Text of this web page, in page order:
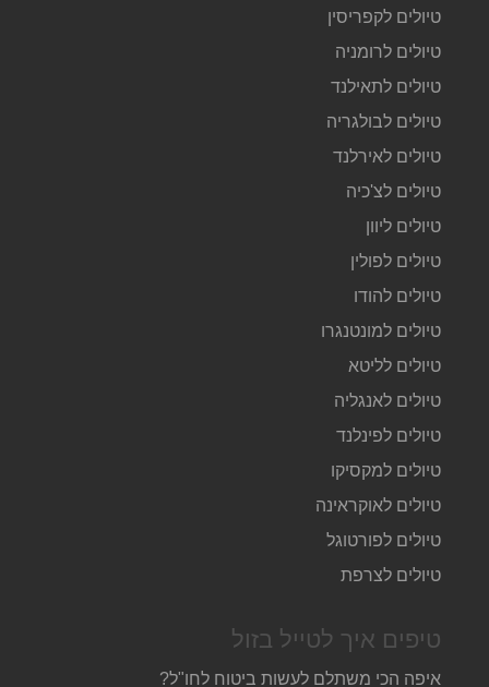
טיולים לקפריסין
טיולים לרומניה
טיולים לתאילנד
טיולים לבולגריה
טיולים לאירלנד
טיולים לצ'כיה
טיולים ליוון
טיולים לפולין
טיולים להודו
טיולים למונטנגרו
טיולים לליטא
טיולים לאנגליה
טיולים לפינלנד
טיולים למקסיקו
טיולים לאוקראינה
טיולים לפורטוגל
טיולים לצרפת
טיפים איך לטייל בזול
איפה הכי משתלם לעשות ביטוח לחו"ל?